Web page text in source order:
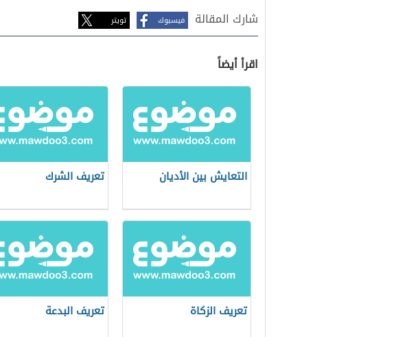
شارك المقالة فيسبوك تويتر
اقرأ أيضاً
التعايش بين الأديان تعريف الشرك
تعريف الزكاة تعريف البدعة